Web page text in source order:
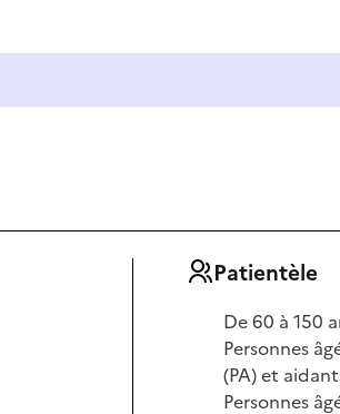
Patientèle
De 60 à 150
Personnes
(PA) et
Personnes